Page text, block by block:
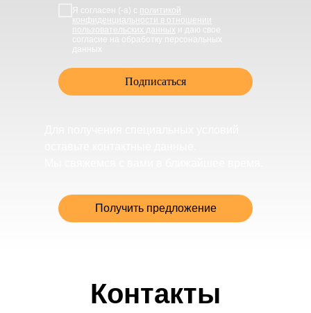
Я согласен (-а) с политикой
конфиденциальности в отношении
пользовательских данных и даю свое
согласие на обработку персональных
данных
Подписаться
Получить предложение
Контакты